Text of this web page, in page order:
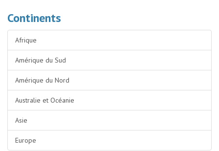
Continents
Afrique
Amérique du Sud
Amérique du Nord
Australie et Océanie
Asie
Europe